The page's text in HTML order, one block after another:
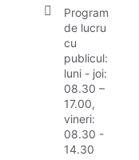
Program
de lucru
cu
publicul:
luni - joi:
08.30 –
17.00,
vineri:
08.30 -
14.30